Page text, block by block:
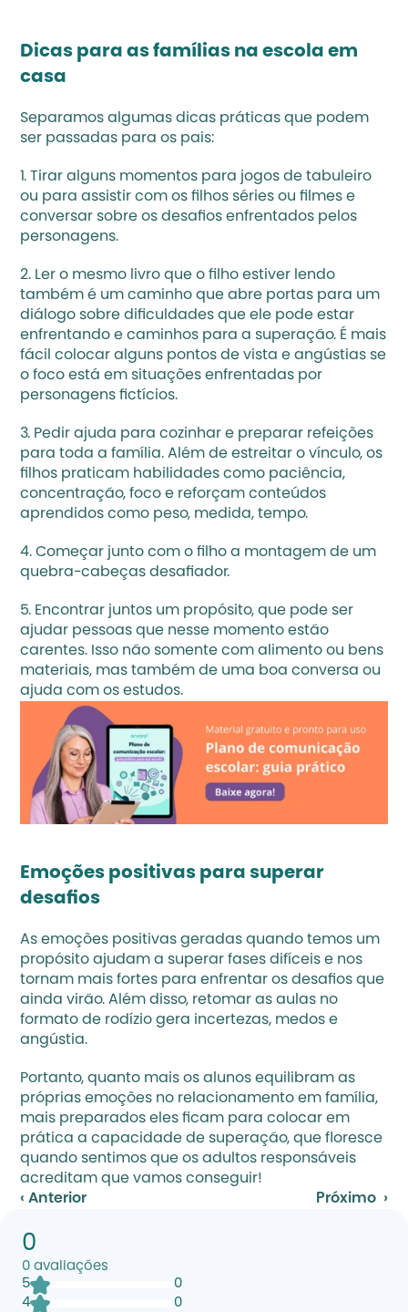
Dicas para as famílias na escola em
casa
Separamos algumas dicas práticas que podem
ser passadas para os pais:
1. Tirar alguns momentos para jogos de tabuleiro
ou para assistir com os filhos séries ou filmes e
conversar sobre os desafios enfrentados pelos
personagens.
2. Ler o mesmo livro que o filho estiver lendo
também é um caminho que abre portas para um
diálogo sobre dificuldades que ele pode estar
enfrentando e caminhos para a superação. É mais
fácil colocar alguns pontos de vista e angústias se
o foco está em situações enfrentadas por
personagens fictícios.
3. Pedir ajuda para cozinhar e preparar refeições
para toda a família. Além de estreitar o vínculo, os
filhos praticam habilidades como paciência,
concentração, foco e reforçam conteúdos
aprendidos como peso, medida, tempo.
4. Começar junto com o filho a montagem de um
quebra-cabeças desafiador.
5. Encontrar juntos um propósito, que pode ser
ajudar pessoas que nesse momento estão
carentes. Isso não somente com alimento ou bens
materiais, mas também de uma boa conversa ou
ajuda com os estudos.
Emoções positivas para superar
desafios
As emoções positivas geradas quando temos um
propósito ajudam a superar fases difíceis e nos
tornam mais fortes para enfrentar os desafios que
ainda virão. Além disso, retomar as aulas no
formato de rodízio gera incertezas, medos e
angústia.
Portanto, quanto mais os alunos equilibram as
próprias emoções no relacionamento em família,
mais preparados eles ficam para colocar em
prática a capacidade de superação, que floresce
quando sentimos que os adultos responsáveis
acreditam que vamos conseguir!
‹ Anterior
Próximo  ›
0
0 avaliações
5
0
4
0